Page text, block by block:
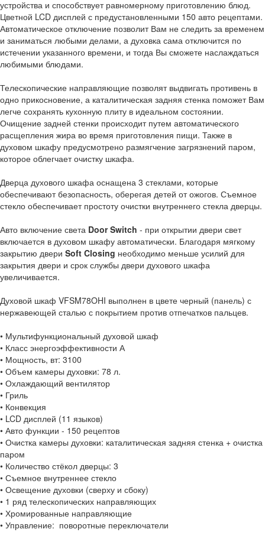
устройства и способствует равномерному приготовлению блюд.
Цветной LCD дисплей с предустановленными 150 авто рецептами.
Автоматическое отключение позволит Вам не следить за временем
и заниматься любыми делами, а духовка сама отключится по
истечении указанного времени, и тогда Вы сможете наслаждаться
любимыми блюдами.
Телескопические направляющие позволят выдвигать противень в
одно прикосновение, а каталитическая задняя стенка поможет Вам
легче сохранять кухонную плиту в идеальном состоянии.
Очищение задней стенки происходит путем автоматического
расщепления жира во время приготовления пищи. Также в
духовом шкафу предусмотрено размягчение загрязнений паром,
которое облегчает очистку шкафа.
Дверца духового шкафа оснащена 3 стеклами, которые
обеспечивают безопасность, оберегая детей от ожогов. Съемное
стекло обеспечивает простоту очистки внутреннего стекла дверцы.
Авто включение света Door Switch - при открытии двери свет
включается в духовом шкафу автоматически. Благодаря мягкому
закрытию двери Soft Closing необходимо меньше усилий для
закрытия двери и срок службы двери духового шкафа
увеличивается.
Духовой шкаф VFSM78OHI выполнен в цвете черный (панель) с
нержавеющей сталью с покрытием против отпечатков пальцев.
• Мультифункциональный духовой шкаф
• Класс энергоэффективности А
• Мощность, вт: 3100
• Объем камеры духовки: 78 л.
• Охлаждающий вентилятор
• Гриль
• Конвекция
• LCD дисплей (11 языков)
• Авто функции - 150 рецептов
• Очистка камеры духовки: каталитическая задняя стенка + очистка
паром
• Количество стёкол дверцы: 3
• Съемное внутреннее стекло
• Освещение духовки (сверху и сбоку)
• 1 ряд телескопических направляющих
• Хромированные направляющие
• Управление: поворотные переключатели